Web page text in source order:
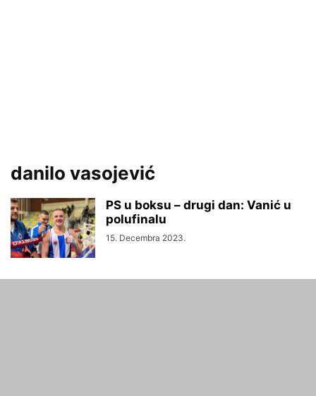
danilo vasojević
PS u boksu – drugi dan: Vanić u
polufinalu
15. Decembra 2023.